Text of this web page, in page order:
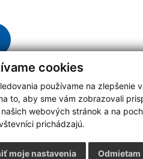
cookies
používame na zlepšenie
to, aby sme vám zobrazovali
webových stránok a na
prichádzajú.
Odmietam
moje nastavenia
Response
|